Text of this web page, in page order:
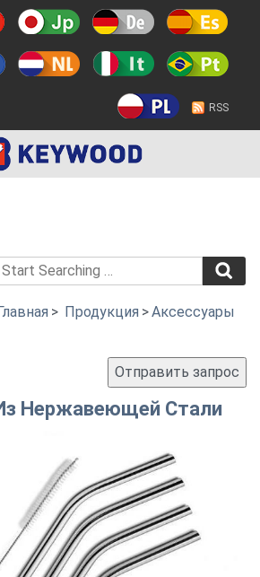
RSS
Главная > Продукция >Аксессуары
Нержавеющей Стали